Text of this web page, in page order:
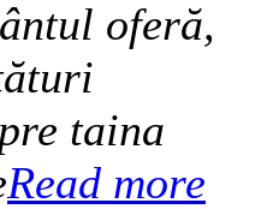
oferă,
taina
Read more